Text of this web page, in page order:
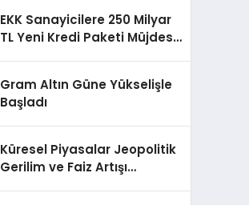
EKK Sanayicilere 250 Milyar
TL Yeni Kredi Paketi Müjdesi
Gram Altın Güne Yükselişle
Başladı
Küresel Piyasalar Jeopolitik
Gerilim ve Faiz Artışı